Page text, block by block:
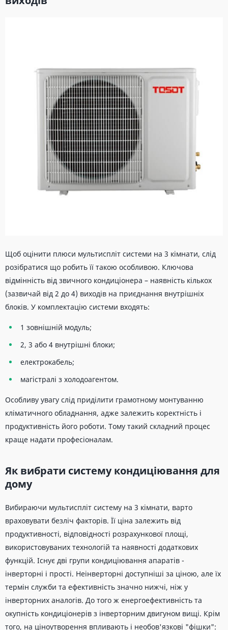
Щоб оцінити плюси мультиспліт системи на 3 кімнати, слід
розібратися що робить її такою особливою. Ключова
відмінність від звичного кондиціонера – наявність кількох
(зазвичай від 2 до 4) виходів на приєднання внутрішніх
блоків. У комплектацію системи входять:
1 зовнішній модуль;
2, 3 або 4 внутрішні блоки;
електрокабель;
магістралі з холодоагентом.
Особливу увагу слід приділити грамотному монтуванню
кліматичного обладнання, адже залежить коректність і
продуктивність його роботи. Тому такий складний процес
краще надати професіоналам.
Як вибрати систему кондиціювання для
дому
Вибираючи мультиспліт систему на 3 кімнати, варто
враховувати безліч факторів. Її ціна залежить від
продуктивності, відповідності розрахункової площі,
використовуваних технологій та наявності додаткових
функцій. Існує дві групи кондиціювання апаратів -
інверторні і прості. Неінверторні доступніші за ціною, але їх
термін служби та ефективність значно нижчі, ніж у
інверторних аналогів. До того ж енергоефективність та
окупність кондиціонерів з інверторним двигуном вищі. Крім
того, на ціноутворення впливають і необов'язкові "фішки":